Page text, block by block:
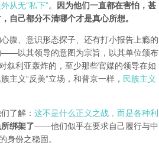
从无“私下”。
因为他们一直都在害怕，甚
自己都分不清哪个才是真心所想。
腹、意识形态探子、还有打小报告上瘾的
——以其领导的意图为宗旨，以其单位颁布
叙利亚轰炸的，至少那些官媒的领导在如
主义“反美”立场，和普京一样， 民族主义
了解： 这不是什么正义之战，而是各种利
绑架了——他们似乎在要求自己履行与中
身份之稳固。